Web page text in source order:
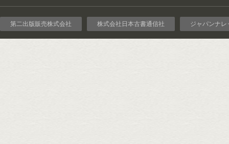
第二出版販売株式会社 株式会社日本古書通信社 ジャパンナレ